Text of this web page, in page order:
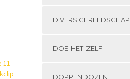
DIVERS GEREEDSCHAP
DOE-HET-ZELF
DOPPENDOZEN